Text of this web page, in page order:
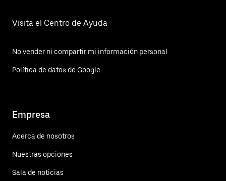
Visita el Centro de Ayuda
No vender ni compartir mi información personal
Política de datos de Google
Empresa
Acerca de nosotros
Nuestras opciones
Sala de noticias